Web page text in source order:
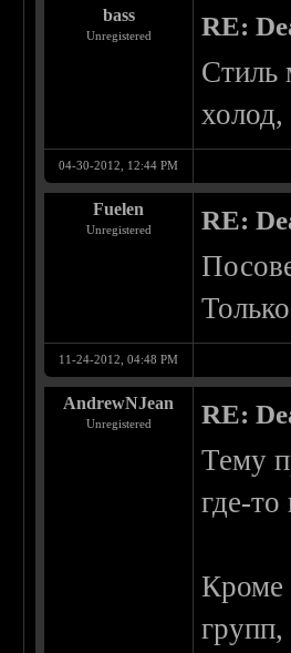
bass
Unregistered RE:
Стиль
04-30-2012, 12:44 PM
Fuelen
Unregistered RE:
11-24-2012, 04:48 PM
AndrewNJean
Unregistered RE:
Тему
где-
Кроме